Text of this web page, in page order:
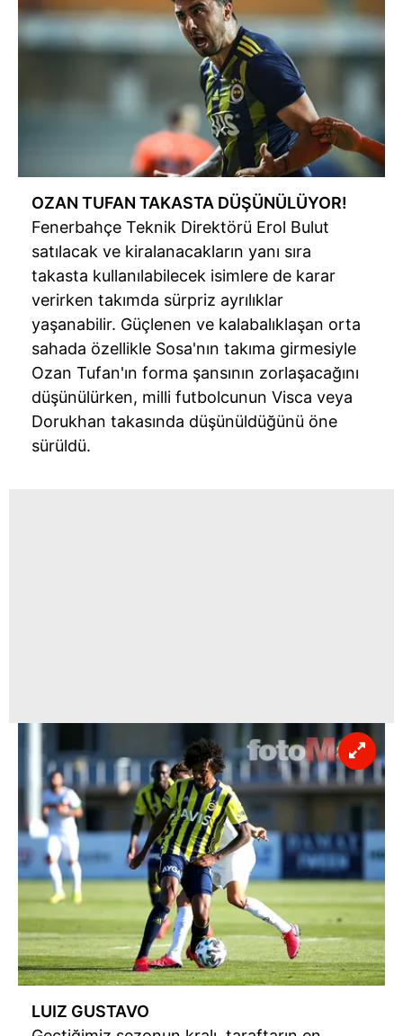
OZAN TUFAN TAKASTA DÜŞÜNÜLÜYOR!
Fenerbahçe Teknik Direktörü Erol Bulut
satılacak ve kiralanacakların yanı sıra
takasta kullanılabilecek isimlere de karar
verirken takımda sürpriz ayrılıklar
yaşanabilir. Güçlenen ve kalabalıklaşan orta
sahada özellikle Sosa'nın takıma girmesiyle
Ozan Tufan'ın forma şansının zorlaşacağını
düşünülürken, milli futbolcunun Visca veya
Dorukhan takasında düşünüldüğünü öne
sürüldü.
LUIZ GUSTAVO